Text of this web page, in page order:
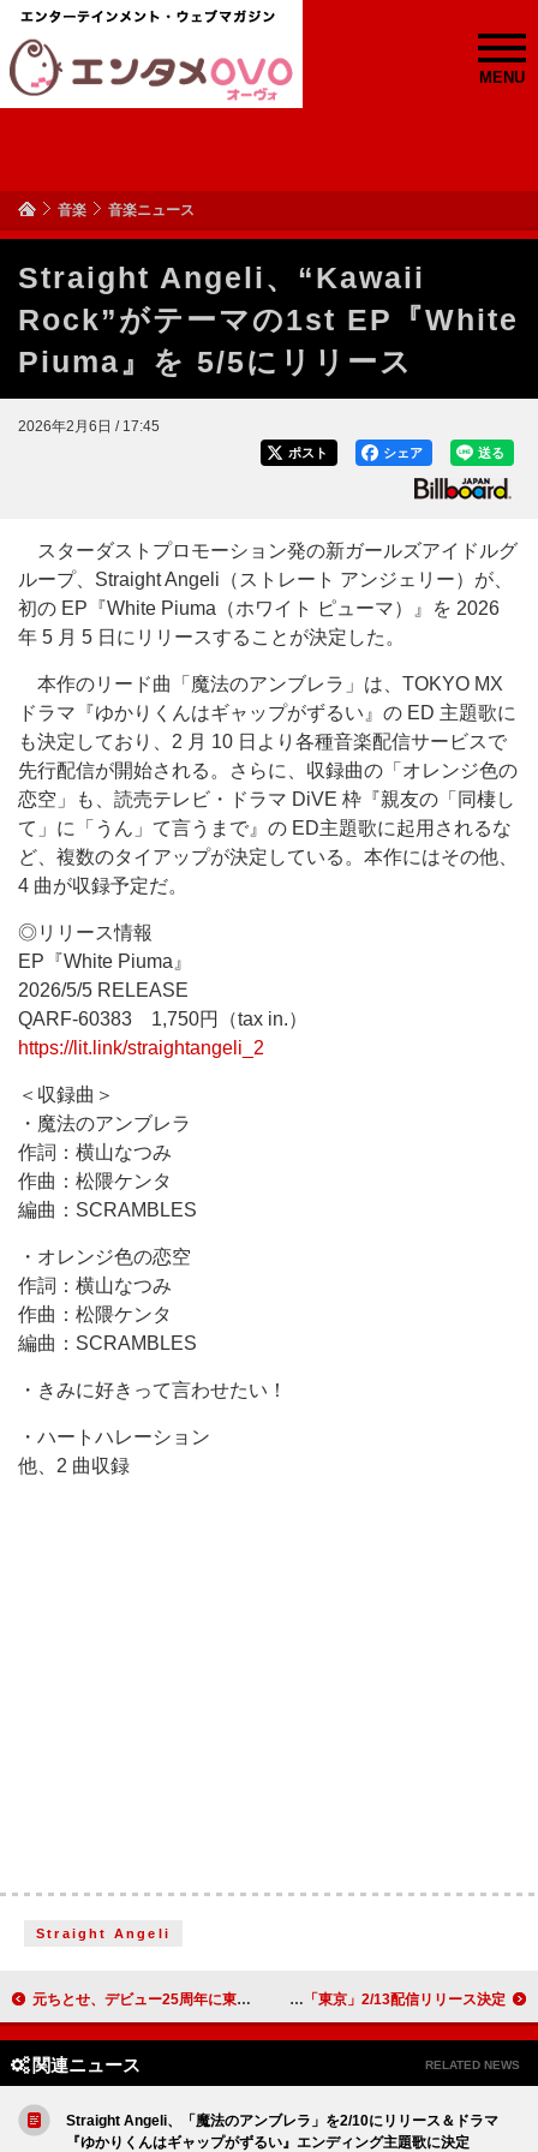
MENU
音楽 音楽ニュース
Straight Angeli、“Kawaii
Rock”がテーマの1st EP『White
Piuma』を 5/5にリリース
2026年2月6日 / 17:45
送る
シェア
ポスト
スターダストプロモーション発の新ガールズアイドルグ
ループ、Straight Angeli（ストレート アンジェリー）が、
初の EP『White Piuma（ホワイト ピューマ）』を 2026
年 5 月 5 日にリリースすることが決定した。
本作のリード曲「魔法のアンブレラ」は、TOKYO MX
ドラマ『ゆかりくんはギャップがずるい』の ED 主題歌に
も決定しており、2 月 10 日より各種音楽配信サービスで
先行配信が開始される。さらに、収録曲の「オレンジ色の
恋空」も、読売テレビ・ドラマ DiVE 枠『親友の「同棲し
て」に「うん」て言うまで』の ED主題歌に起用されるな
ど、複数のタイアップが決定している。本作にはその他、
4 曲が収録予定だ。
◎リリース情報
EP『White Piuma』
2026/5/5 RELEASE
QARF-60383 1,750円（tax in.）
https://lit.link/straightangeli_2
＜収録曲＞
・魔法のアンブレラ
作詞：横山なつみ
作曲：松隈ケンタ
編曲：SCRAMBLES
・オレンジ色の恋空
作詞：横山なつみ
作曲：松隈ケンタ
編曲：SCRAMBLES
・きみに好きって言わせたい！
・ハートハレーション
他、2 曲収録
Straight Angeli
元ちとせ、デビュー25周年に東阪ビルボードライブツアー開催＆ラトビアのバンドとコラボ楽曲配信 荒谷翔大、2026年第1弾シングル「東京」2/13配信リリース決定
関連ニュース RELATED NEWS
Straight Angeli、「魔法のアンブレラ」を2/10にリリース＆ドラマ
『ゆかりくんはギャップがずるい』エンディング主題歌に決定